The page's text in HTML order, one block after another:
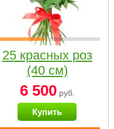
25 красных роз
(40 см)
6 500руб.
Купить